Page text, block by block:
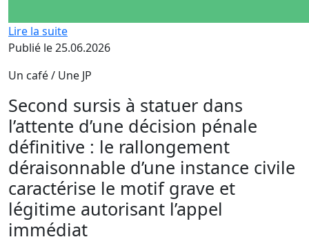
Lire la suite
Publié le 25.06.2026
Un café / Une JP
Second sursis à statuer dans
l’attente d’une décision pénale
définitive : le rallongement
déraisonnable d’une instance civile
caractérise le motif grave et
légitime autorisant l’appel
immédiat